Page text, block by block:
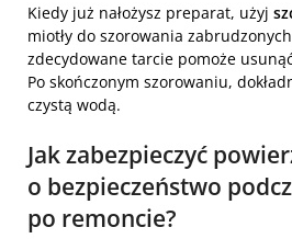
Kiedy już nałożysz preparat, użyj
miotły do szorowania
zdecydowane tarcie pomoże
Po skończonym szorowaniu,
czystą wodą.
Jak zabezpieczyć
o bezpieczeństwo
po remoncie?